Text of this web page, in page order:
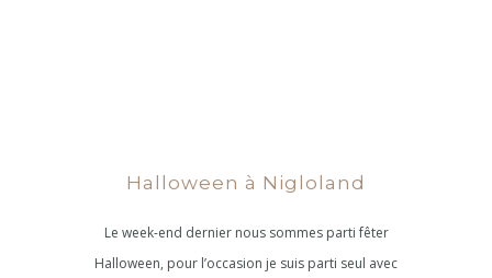
Halloween à Nigloland
Le week-end dernier nous sommes parti fêter
Halloween, pour l’occasion je suis parti seul avec